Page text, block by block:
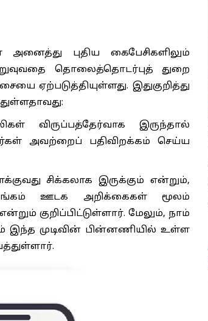
புதிய கைபேசிகளிலும்
தொலைத்தொடர்புத் துறை
ஏற்படுத்தியுள்ளது. இதுகுறித்து
விருப்பத்தேர்வாக இருந்தால்
அவற்றைப் பதிவிறக்கம் செய்ய
சிக்கலாக இருக்கும் என்றும்,
ஊடக அறிக்கைகள் மூலம்
குறிப்பிட்டுள்ளார். மேலும், நாம்
இந்த முடிவின் பின்னணியில் உள்ள